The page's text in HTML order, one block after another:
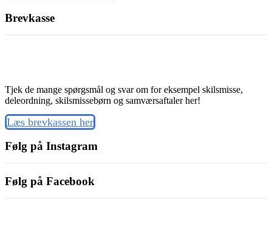
Brevkasse
Tjek de mange spørgsmål og svar om for eksempel skilsmisse,
deleordning, skilsmissebørn og samværsaftaler her!
Læs brevkassen her
Følg på Instagram
Følg på Facebook